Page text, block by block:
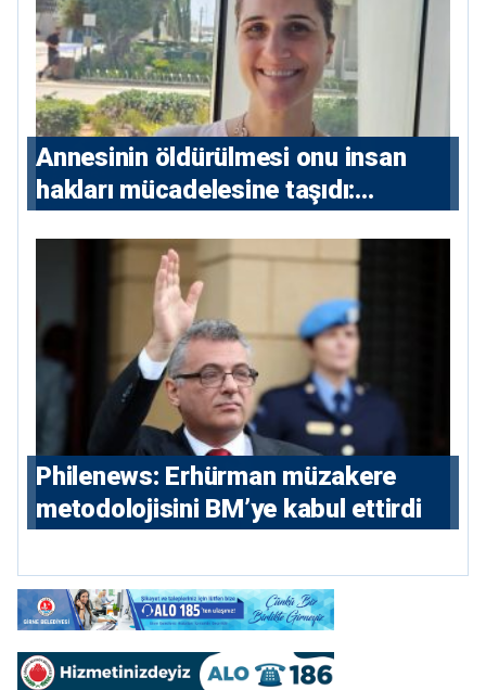
Annesinin öldürülmesi onu insan
hakları mücadelesine taşıdı:
hikayesi
Philenews: Erhürman müzakere
metodolojisini BM’ye kabul ettirdi